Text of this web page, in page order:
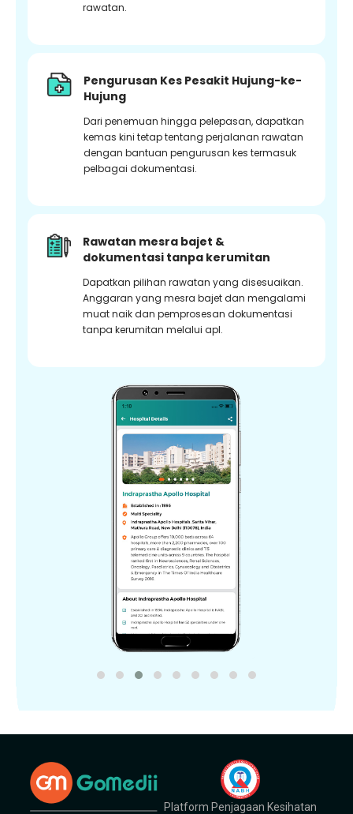
rawatan.
Pengurusan Kes Pesakit Hujung-ke-
Hujung
Dari penemuan hingga pelepasan, dapatkan
kemas kini tetap tentang perjalanan rawatan
dengan bantuan pengurusan kes termasuk
pelbagai dokumentasi.
Rawatan mesra bajet &
dokumentasi tanpa kerumitan
Dapatkan pilihan rawatan yang disesuaikan.
Anggaran yang mesra bajet dan mengalami
muat naik dan pemprosesan dokumentasi
tanpa kerumitan melalui apl.
Platform Penjagaan Kesihatan